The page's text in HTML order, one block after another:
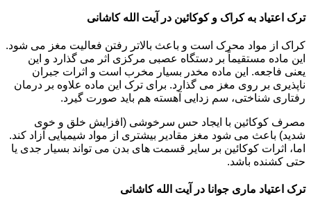
ترک اعتیاد به کراک و کوکائین در آیت الله کاشانی
کراک از مواد محرک است و باعث بالاتر رفتن فعالیت مغز می شود.
این ماده مستقیماً بر دستگاه عصبی مرکزی اثر می گذارد و این
یعنی فاجعه. این ماده مخدر بسیار مخرب است و اثرات جبران
ناپذیری بر روی مغز می گذارد. برای ترک این ماده علاوه بر درمان
رفتاری شناختی، سم زدایی آهسته هم باید صورت گیرد.
مصرف کوکائین با ایجاد حس سرخوشی (افزایش خلق و خوی
شدید) باعث می شود مغز مقادیر بیشتری از مواد شیمیایی آزاد کند.
اما، اثرات کوکائین بر سایر قسمت های بدن می تواند بسیار جدی یا
حتی کشنده باشد.
ترک اعتیاد ماری جوانا در آیت الله کاشانی